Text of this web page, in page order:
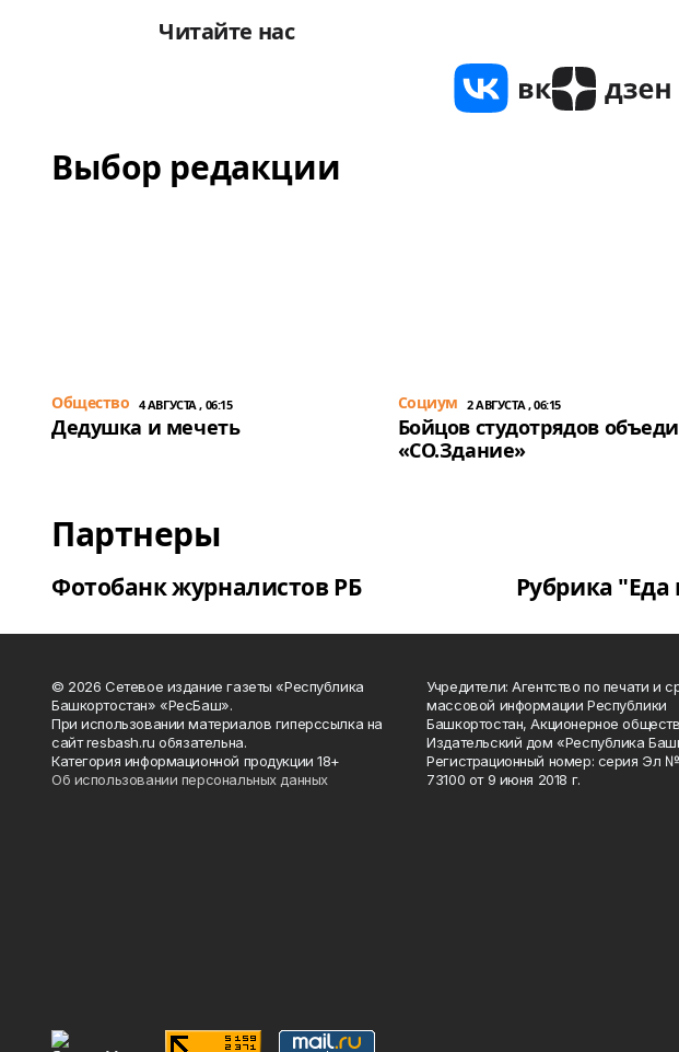
Читайте нас
Выбор редакции
Общество 4 АВГУСТА , 06:15
Дедушка и мечеть
Cоциум 2 АВГУСТА , 06:15
Бойцов студотрядов
«СО.Здание»
Партнеры
Фотобанк журналистов РБ Рубрика
© 2026 Сетевое издание газеты «Республика
Башкортостан» «РесБаш».
При использовании материалов гиперссылка на
сайт resbash.ru обязательна.
Категория информационной продукции 18+
Об использовании персональных данных
Учредители: Агентство по печати и
массовой информации Республики
Башкортостан, Акционерное
Издательский дом «Республика
Регистрационный номер: серия Эл
73100 от 9 июня 2018 г.